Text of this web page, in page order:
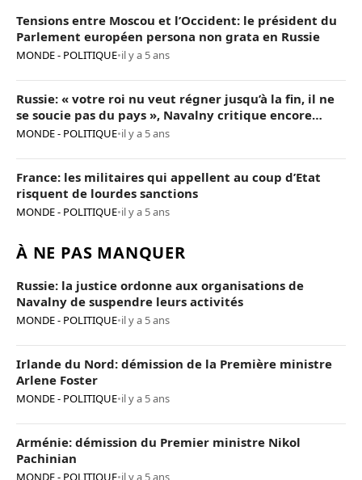
Tensions entre Moscou et l’Occident: le président du
Parlement européen persona non grata en Russie
MONDE - POLITIQUE•il y a 5 ans
Russie: « votre roi nu veut régner jusqu’à la fin, il ne
se soucie pas du pays », Navalny critique encore
Poutine
MONDE - POLITIQUE•il y a 5 ans
France: les militaires qui appellent au coup d’Etat
risquent de lourdes sanctions
MONDE - POLITIQUE•il y a 5 ans
À NE PAS MANQUER
Russie: la justice ordonne aux organisations de
Navalny de suspendre leurs activités
MONDE - POLITIQUE•il y a 5 ans
Irlande du Nord: démission de la Première ministre
Arlene Foster
MONDE - POLITIQUE•il y a 5 ans
Arménie: démission du Premier ministre Nikol
Pachinian
MONDE - POLITIQUE•il y a 5 ans